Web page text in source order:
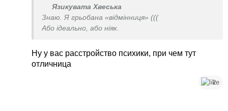
Язикувата Хвеська
Знаю. Я грьобана «відмінниця» (((
Або ідеально, або ніяк.
Ну у вас расстройство психики, при чем тут
отличница
2